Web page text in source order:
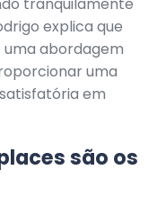
explica que
uma abordagem
uma
em
são os